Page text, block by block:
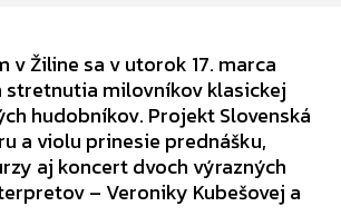
v Žiline sa v utorok 17. marca
milovníkov klasickej
hudobníkov. Projekt Slovenská
a violu prinesie prednášku,
aj koncert dvoch výrazných
– Veroniky Kubešovej a